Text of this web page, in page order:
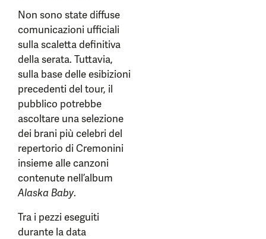
Non sono state diffuse
comunicazioni ufficiali
sulla scaletta definitiva
della serata. Tuttavia,
sulla base delle esibizioni
precedenti del tour, il
pubblico potrebbe
ascoltare una selezione
dei brani più celebri del
repertorio di Cremonini
insieme alle canzoni
contenute nell’album
Alaska Baby.
Tra i pezzi eseguiti
durante la data